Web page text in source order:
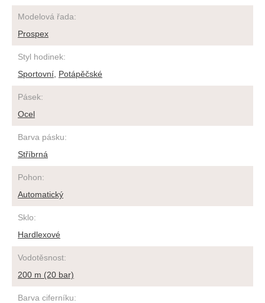
Modelová řada:
Prospex
Styl hodinek:
Sportovní Potápěčské
Pásek:
Ocel
Barva pásku:
Stříbrná
Pohon:
Automatický
Sklo:
Hardlexové
Vodotěsnost:
200 m (20 bar)
Barva ciferníku: